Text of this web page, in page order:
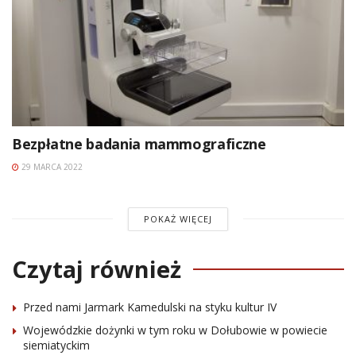
Bezpłatne badania mammograficzne
29 MARCA 2022
POKAŻ WIĘCEJ
Czytaj również
Przed nami Jarmark Kamedulski na styku kultur IV
Wojewódzkie dożynki w tym roku w Dołubowie w powiecie
siemiatyckim